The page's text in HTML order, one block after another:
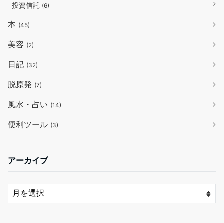
投資信託 (6)
本 (45)
美容 (2)
日記 (32)
脱原発 (7)
風水・占い (14)
便利ツール (3)
アーカイブ